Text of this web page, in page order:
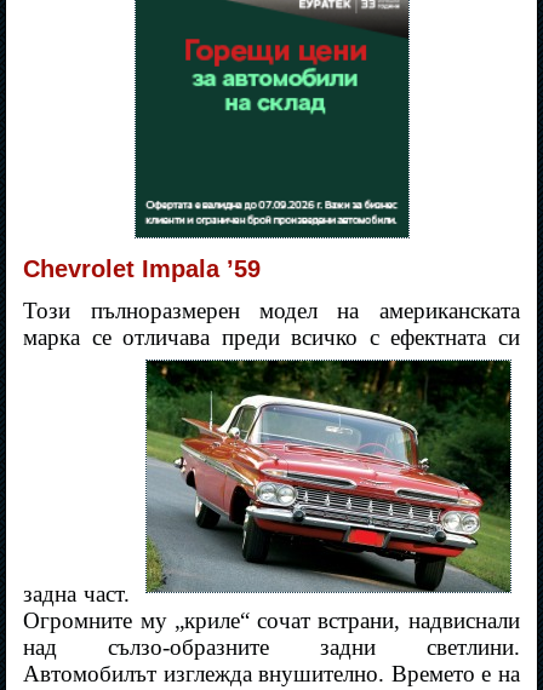
Chevrolet Impala ’59
Този пълноразмерен модел на американската
марка се отличава преди всичко с ефектната си
задна част.
Огромните му „криле“ сочат встрани, надвиснали
над сълзо-образните задни светлини.
Автомобилът изглежда внушително. Времето е на